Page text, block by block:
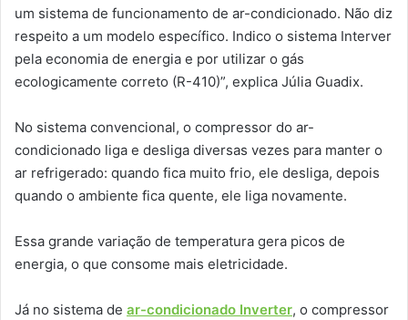
um sistema de funcionamento de ar-condicionado. Não diz
respeito a um modelo específico. Indico o sistema Interver
pela economia de energia e por utilizar o gás
ecologicamente correto (R-410)”, explica Júlia Guadix.
No sistema convencional, o compressor do ar-
condicionado liga e desliga diversas vezes para manter o
ar refrigerado: quando fica muito frio, ele desliga, depois
quando o ambiente fica quente, ele liga novamente.
Essa grande variação de temperatura gera picos de
energia, o que consome mais eletricidade.
Já no sistema de ar-condicionado Inverter, o compressor